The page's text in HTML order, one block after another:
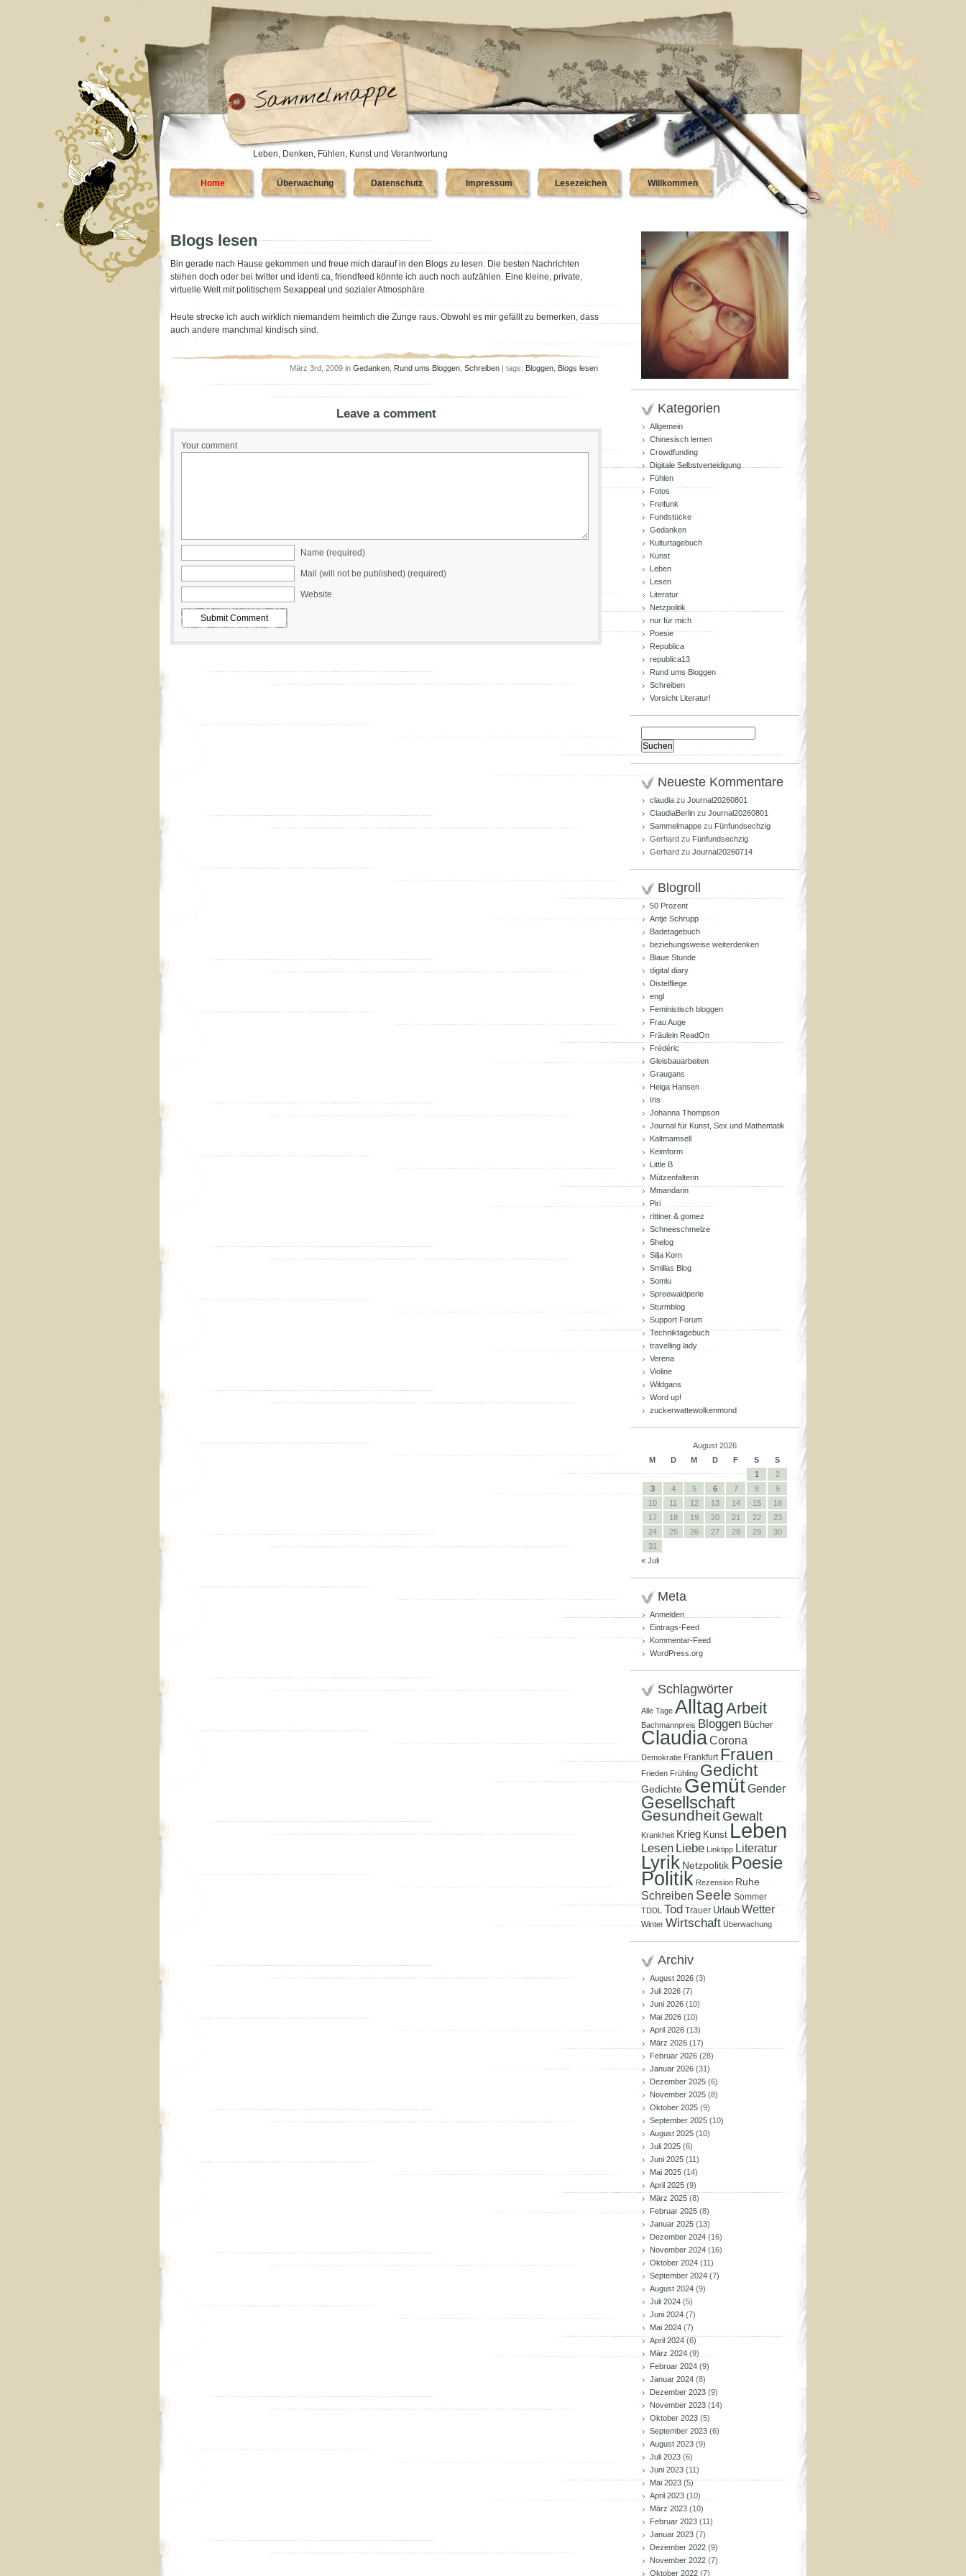
Leben, Denken, Fühlen, Kunst und Verantwortung
Home Überwachung Datenschutz Impressum Lesezeichen Willkommen
Blogs lesen
Bin gerade nach Hause gekommen und freue mich darauf in den Blogs zu lesen. Die besten Nachrichten
stehen doch oder bei twitter und identi.ca, friendfeed könnte ich auch noch aufzählen. Eine kleine, private,
virtuelle Welt mit politischem Sexappeal und sozialer Atmosphäre.
Heute strecke ich auch wirklich niemandem heimlich die Zunge raus. Obwohl es mir gefällt zu bemerken, dass
auch andere manchmal kindisch sind.
März 3rd, 2009 in Gedanken Rund ums Bloggen Schreiben | tags: Bloggen Blogs lesen
Leave a comment
Your comment
Name (required)
Mail (will not be published) (required)
Website
Kategorien
Allgemein
Chinesisch lernen
Crowdfunding
Digitale Selbstverteidigung
Fühlen
Fotos
Freifunk
Fundstücke
Gedanken
Kulturtagebuch
Kunst
Leben
Lesen
Literatur
Netzpolitik
nur für mich
Poesie
Republica
republica13
Rund ums Bloggen
Schreiben
Vorsicht Literatur!
nach:
Neueste Kommentare
claudia zu Journal20260801
ClaudiaBerlin zu Journal20260801
Sammelmappe zu Fünfundsechzig
Gerhard zu Fünfundsechzig
Gerhard zu Journal20260714
Blogroll
50 Prozent
Antje Schrupp
Badetagebuch
beziehungsweise weiterdenken
Blaue Stunde
digital diary
Distelfliege
engl
Feministisch bloggen
Frau Auge
Fräulein ReadOn
Frédéric
Gleisbauarbeiten
Graugans
Helga Hansen
Iris
Johanna Thompson
Journal für Kunst, Sex und Mathematik
Kaltmamsell
Keimform
Little B
Mützenfalterin
Mmandarin
Piri
rittiner & gomez
Schneeschmelze
Shelog
Silja Korn
Smillas Blog
Somlu
Spreewaldperle
Sturmblog
Support Forum
Techniktagebuch
travelling lady
Verena
Violine
Wildgans
Word up!
zuckerwattewolkenmond
August 2026
M
D M D F S
S
1
2
3
4 5 6 7 8
9
10
11 12 13 14 15
16
17
18 19 20 21 22
23
24
25 26 27 28 29
30
31
« Juli
Meta
Anmelden
Eintrags-Feed
Kommentar-Feed
WordPress.org
Schlagwörter
Alle Tage AlltagArbeit
Bachmannpreis Bloggen Bücher
ClaudiaCorona
Demokratie Frankfurt Frauen
Frieden Frühling Gedicht
Gedichte GemütGender
Gesellschaft
Gesundheit Gewalt
Krankheit Krieg Kunst Leben
Lesen Liebe Linktipp Literatur
Lyrik Netzpolitik Poesie
Politik Rezension Ruhe
Schreiben Seele Sommer
TDDL Tod Trauer Urlaub Wetter
Winter Wirtschaft Überwachung
Archiv
August 2026 (3)
Juli 2026 (7)
Juni 2026 (10)
Mai 2026 (10)
April 2026 (13)
März 2026 (17)
Februar 2026 (28)
Januar 2026 (31)
Dezember 2025 (6)
November 2025 (8)
Oktober 2025 (9)
September 2025 (10)
August 2025 (10)
Juli 2025 (6)
Juni 2025 (11)
Mai 2025 (14)
April 2025 (9)
März 2025 (8)
Februar 2025 (8)
Januar 2025 (13)
Dezember 2024 (16)
November 2024 (16)
Oktober 2024 (11)
September 2024 (7)
August 2024 (9)
Juli 2024 (5)
Juni 2024 (7)
Mai 2024 (7)
April 2024 (6)
März 2024 (9)
Februar 2024 (9)
Januar 2024 (8)
Dezember 2023 (9)
November 2023 (14)
Oktober 2023 (5)
September 2023 (6)
August 2023 (9)
Juli 2023 (6)
Juni 2023 (11)
Mai 2023(5)
April 2023 (10)
März 2023 (10)
Februar 2023 (11)
Januar 2023 (7)
Dezember 2022 (9)
November 2022 (7)
Oktober 2022 (7)